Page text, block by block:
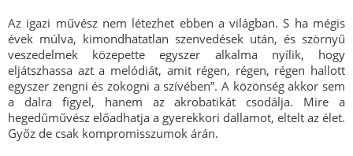
Az igazi művész nem létezhet ebben a világban. S ha mégis
évek múlva, kimondhatatlan szenvedések után, és szörnyű
veszedelmek közepette egyszer alkalma nyílik, hogy
eljátszhassa azt a melódiát, amit régen, régen, régen hallott
egyszer zengni és zokogni a szívében”. A közönség akkor sem
a dalra figyel, hanem az akrobatikát csodálja. Mire a
hegedűművész előadhatja a gyerekkori dallamot, eltelt az élet.
Győz de csak kompromisszumok árán.